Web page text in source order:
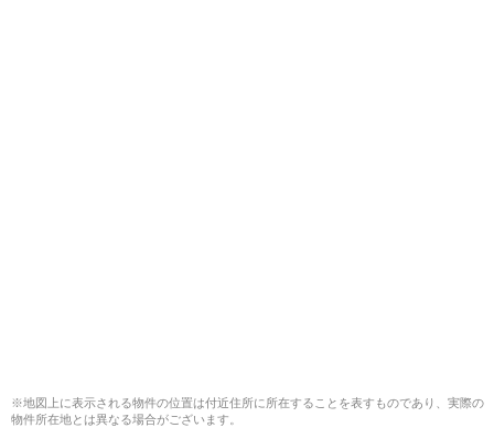
※地図上に表示される物件の位置は付近住所に所在することを表すものであり、実際の
物件所在地とは異なる場合がございます。